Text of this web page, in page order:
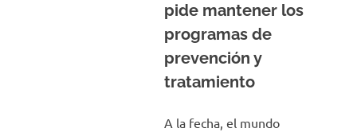
pide mantener los
programas de
prevención y
tratamiento
A la fecha, el mundo